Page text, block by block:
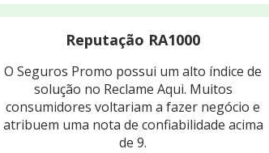
Reputação RA1000
O Seguros Promo possui um alto índice de
solução no Reclame Aqui. Muitos
consumidores voltariam a fazer negócio e
atribuem uma nota de confiabilidade acima
de 9.